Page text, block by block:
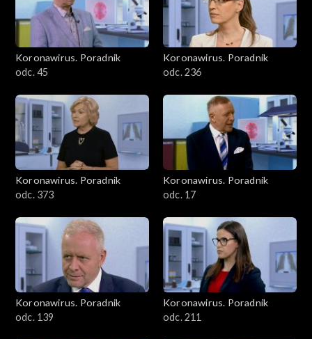
Koronawirus. Poradnik
odc. 45
Koronawirus. Poradnik
odc. 236
Koronawirus. Poradnik
odc. 373
Koronawirus. Poradnik
odc. 17
Koronawirus. Poradnik
odc. 139
Koronawirus. Poradnik
odc. 211